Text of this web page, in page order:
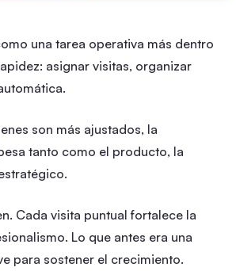
una tarea operativa más dentro
asignar visitas, organizar
son más ajustados, la
tanto como el producto, la
Cada visita puntual fortalece la
Lo que antes era una
para sostener el crecimiento.